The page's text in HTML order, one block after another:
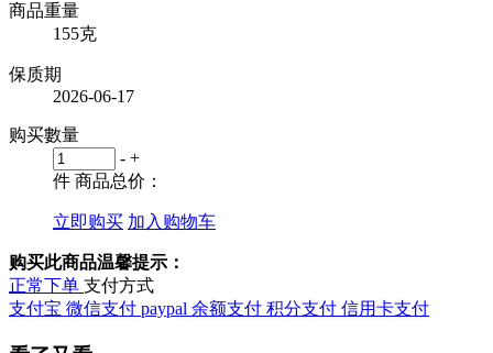
商品重量
155克
保质期
2026-06-17
购买數量
- +
件 商品总价：
立即购买 加入购物车
购买此商品温馨提示：
正常下单 支付方式
支付宝 微信支付 paypal 余额支付 积分支付 信用卡支付